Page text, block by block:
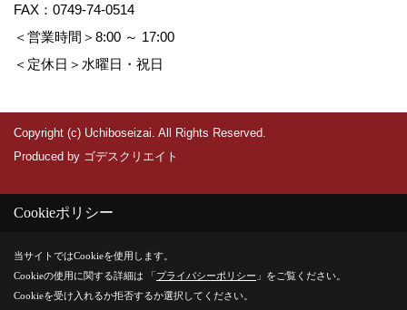
FAX：0749-74-0514
＜営業時間＞8:00 ～ 17:00
＜定休日＞水曜日・祝日
Copyright (c) Uchiboseizai. All Rights Reserved.
Produced by ゴデスクリエイト
Cookieポリシー
当サイトではCookieを使用します。
Cookieの使用に関する詳細は 「プライバシーポリシー 」をご覧ください。
Cookieを受け入れるか拒否するか選択してください。